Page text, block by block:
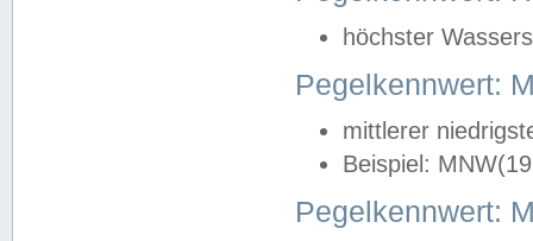
höchster
Pegelkennwert:
mittlerer
Beispiel:
Pegelkennwert: